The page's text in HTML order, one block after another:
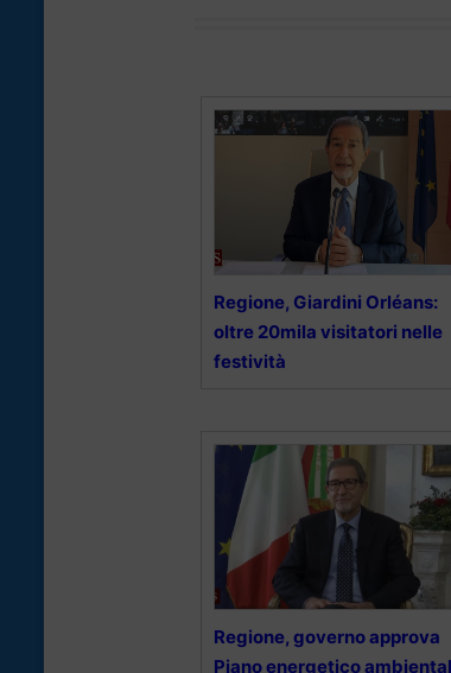
Regione, Giardini Orléans:
oltre 20mila visitatori nelle
festività
Regione, governo approva
Piano energetico